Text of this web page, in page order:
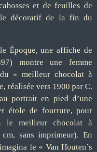
et de feuilles de
décoratif de la fin du
Époque, une affiche de
montre une femme
« meilleur chocolat à
réalisée vers 1900 par C.
portrait en pied d’une
étole de fourrure, pour
le meilleur chocolat à
sans imprimeur). En
le « Van Houten’s